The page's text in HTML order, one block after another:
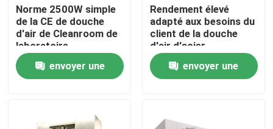
Nouvelles
Cas
Pièce propre modulaire
Norme 2500W simple
de la CE de douche
d'air de Cleanroom de
laboratoire
envoyer une
Rendement élevé
adapté aux besoins du
client de la douche
d'air d'acier
inoxydable de
décontamination
1100W
envoyer une